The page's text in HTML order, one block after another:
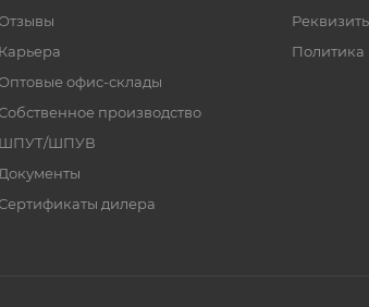
Карьера
офис-склады
Собственное производство
ШПУТ/ШПУВ
Документы
Сертификаты дилера
Политика